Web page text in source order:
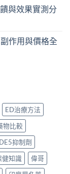
與效果實測分
作用與價格全
ED治療方法
物比較
抑制劑
健知識
偉哥